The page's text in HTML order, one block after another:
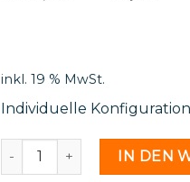
inkl. 19 % MwSt.
Individuelle Konfiguration
MUSTER St 97 24 - 2172649
IN DEN